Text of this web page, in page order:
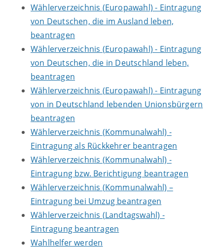
Wählerverzeichnis (Europawahl) - Eintragung
von Deutschen, die im Ausland leben,
beantragen
Wählerverzeichnis (Europawahl) - Eintragung
von Deutschen, die in Deutschland leben,
beantragen
Wählerverzeichnis (Europawahl) - Eintragung
von in Deutschland lebenden Unionsbürgern
beantragen
Wählerverzeichnis (Kommunalwahl) -
Eintragung als Rückkehrer beantragen
Wählerverzeichnis (Kommunalwahl) -
Eintragung bzw. Berichtigung beantragen
Wählerverzeichnis (Kommunalwahl) –
Eintragung bei Umzug beantragen
Wählerverzeichnis (Landtagswahl) -
Eintragung beantragen
Wahlhelfer werden